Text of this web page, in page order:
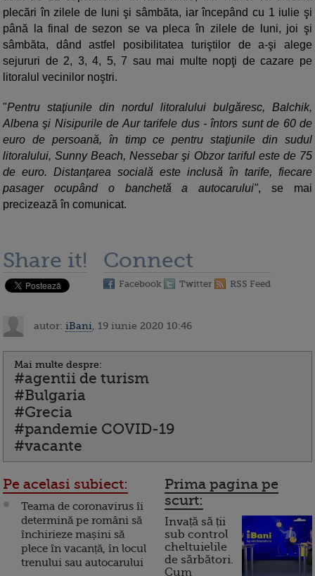
plecări în zilele de luni şi sâmbăta, iar începând cu 1 iulie şi
până la final de sezon se va pleca în zilele de luni, joi şi
sâmbăta, dând astfel posibilitatea turiştilor de a-şi alege
sejururi de 2, 3, 4, 5, 7 sau mai multe nopţi de cazare pe
litoralul vecinilor noştri.
"Pentru staţiunile din nordul litoralului bulgăresc, Balchik,
Albena şi Nisipurile de Aur tarifele dus - întors sunt de 60 de
euro de persoană, în timp ce pentru staţiunile din sudul
litoralului, Sunny Beach, Nessebar şi Obzor tariful este de 75
de euro. Distanţarea socială este inclusă în tarife, fiecare
pasager ocupând o banchetă a autocarului", se mai
precizează în comunicat.
Share it! Connect
Facebook Twitter RSS Feed
autor: iBani , 19 iunie 2020 10:46
Mai multe despre:
#agentii de turism
#Bulgaria
#Grecia
#pandemie COVID-19
#vacante
Pe acelasi subiect:
Teama de coronavirus îi
determină pe români să
închirieze mașini să
plece în vacanță, în locul
trenului sau autocarului
Prima pagina pe
scurt:
Invață să ții
sub control
cheltuielile
de sărbători.
Cum